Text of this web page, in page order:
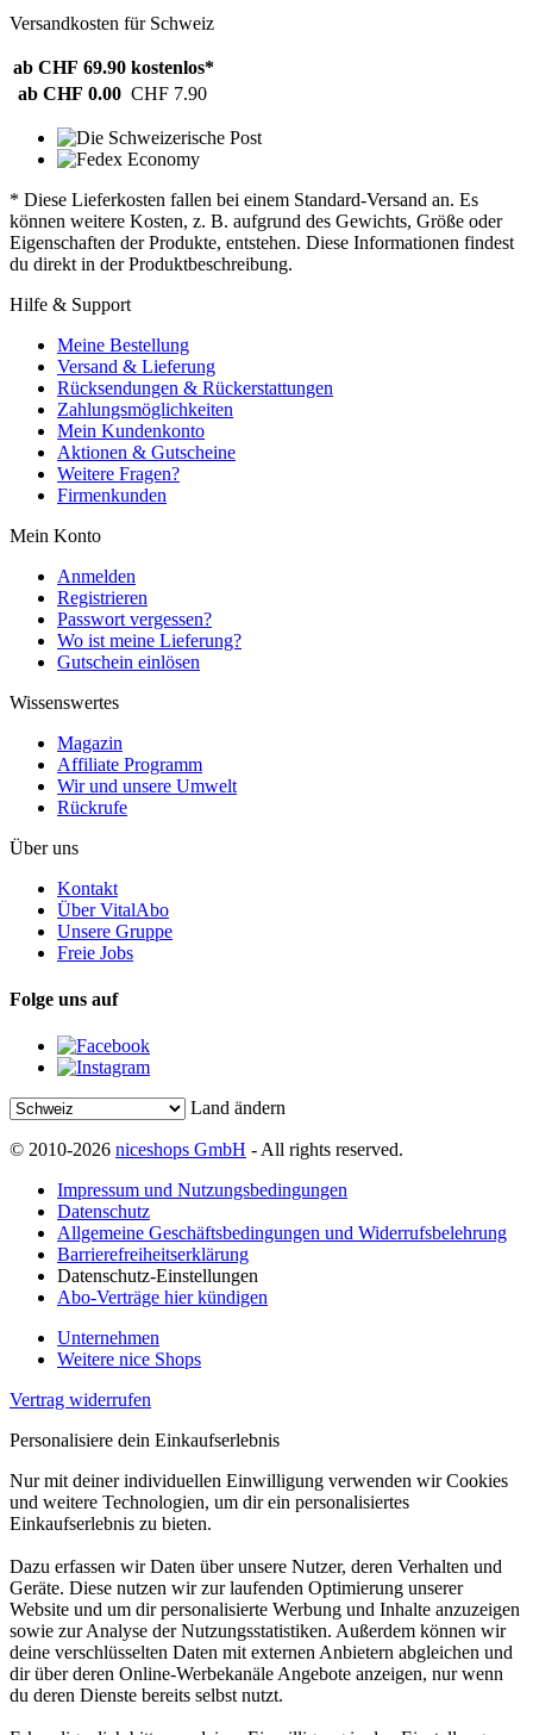
Versandkosten für Schweiz
ab CHF 69.90 kostenlos*
ab CHF 0.00 CHF 7.90
* Diese Lieferkosten fallen bei einem Standard-Versand an. Es
können weitere Kosten, z. B. aufgrund des Gewichts, Größe oder
Eigenschaften der Produkte, entstehen. Diese Informationen findest
du direkt in der Produktbeschreibung.
Hilfe & Support
Meine Bestellung
Versand & Lieferung
Rücksendungen & Rückerstattungen
Zahlungsmöglichkeiten
Mein Kundenkonto
Aktionen & Gutscheine
Weitere Fragen?
Firmenkunden
Mein Konto
Anmelden
Registrieren
Passwort vergessen?
Wo ist meine Lieferung?
Gutschein einlösen
Wissenswertes
Magazin
Affiliate Programm
Wir und unsere Umwelt
Rückrufe
Über uns
Kontakt
Über VitalAbo
Unsere Gruppe
Freie Jobs
Folge uns auf
Land ändern
© 2010-2026 niceshops GmbH - All rights reserved.
Impressum und Nutzungsbedingungen
Datenschutz
Allgemeine Geschäftsbedingungen und Widerrufsbelehrung
Barrierefreiheitserklärung
Datenschutz-Einstellungen
Abo-Verträge hier kündigen
Unternehmen
Weitere nice Shops
Vertrag widerrufen
Personalisiere dein Einkaufserlebnis
Nur mit deiner individuellen Einwilligung verwenden wir Cookies
und weitere Technologien, um dir ein personalisiertes
Einkaufserlebnis zu bieten.
Dazu erfassen wir Daten über unsere Nutzer, deren Verhalten und
Geräte. Diese nutzen wir zur laufenden Optimierung unserer
Website und um dir personalisierte Werbung und Inhalte anzuzeigen
sowie zur Analyse der Nutzungsstatistiken. Außerdem können wir
deine verschlüsselten Daten mit externen Anbietern abgleichen und
dir über deren Online-Werbekanäle Angebote anzeigen, nur wenn
du deren Dienste bereits selbst nutzt.